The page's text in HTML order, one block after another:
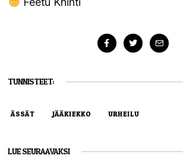
TUNNISTEET:
ÄSSÄT JÄÄKIEKKO URHEILU
LUE SEURAAVAKSI